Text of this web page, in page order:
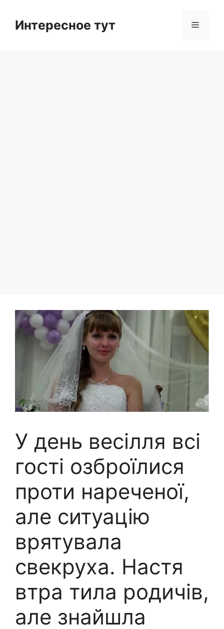
contentИнтересное тут Menu
У день весілля всі
гості озброїлися
проти нареченої,
але ситуацію
врятувала
свекруха. Настя
втра тила родичів,
але знайшла